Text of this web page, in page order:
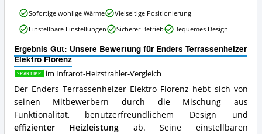
Ergebnis Gut: Unsere Bewertung für Enders Terrassenheizer
Elektro Florenz
SPARTIPP im Infrarot-Heizstrahler-Vergleich
Der Enders Terrassenheizer Elektro Florenz hebt sich von
seinen Mitbewerbern durch die Mischung aus
Funktionalität, benutzerfreundlichem Design und
effizienter Heizleistung ab. Seine einstellbaren
Enders
Terrassenheizer
Elektro
Vorteile:
Was
spricht
für
diesen
Infrarot-
Heizstrahler?
Sofortige wohlige Wärme
Vielseitige Positionierung
Einstellbare Einstellungen
Sicherer Betrieb Bequemes Design